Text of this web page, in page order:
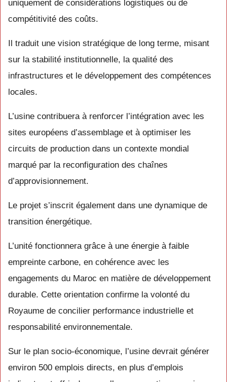
uniquement de considérations logistiques ou de
compétitivité des coûts.
Il traduit une vision stratégique de long terme, misant
sur la stabilité institutionnelle, la qualité des
infrastructures et le développement des compétences
locales.
L’usine contribuera à renforcer l’intégration avec les
sites européens d’assemblage et à optimiser les
circuits de production dans un contexte mondial
marqué par la reconfiguration des chaînes
d’approvisionnement.
Le projet s’inscrit également dans une dynamique de
transition énergétique.
L’unité fonctionnera grâce à une énergie à faible
empreinte carbone, en cohérence avec les
engagements du Maroc en matière de développement
durable. Cette orientation confirme la volonté du
Royaume de concilier performance industrielle et
responsabilité environnementale.
Sur le plan socio-économique, l’usine devrait générer
environ 500 emplois directs, en plus d’emplois